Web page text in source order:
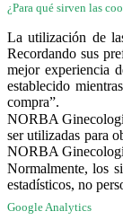
¿Para qué sirven las
La utilización de
Recordando sus
mejor experiencia
establecido
compra”.
NORBA
ser utilizadas para
NORBA
Normalmente, los
estadísticos, no
Google Analytics